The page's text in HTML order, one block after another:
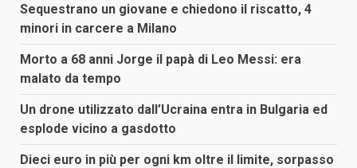
Sequestrano un giovane e chiedono il riscatto, 4
minori in carcere a Milano
Morto a 68 anni Jorge il papà di Leo Messi: era
malato da tempo
Un drone utilizzato dall’Ucraina entra in Bulgaria ed
esplode vicino a gasdotto
Dieci euro in più per ogni km oltre il limite, sorpasso